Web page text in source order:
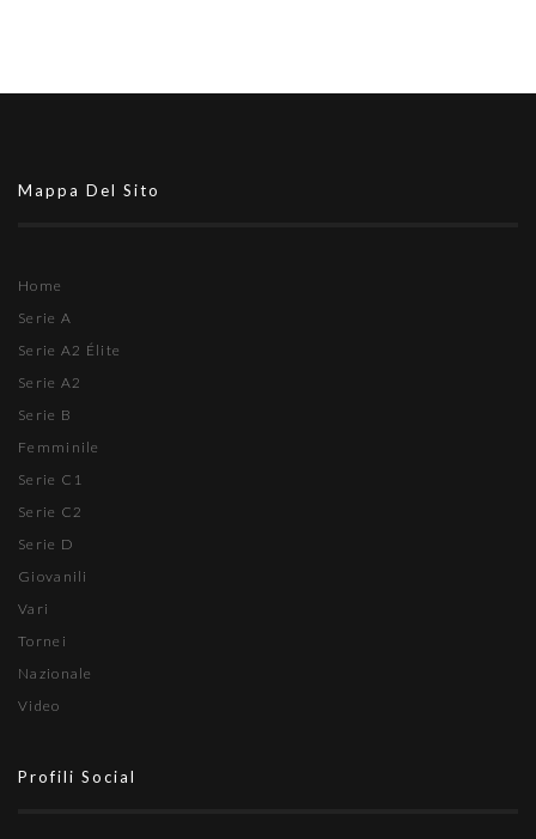
Mappa Del Sito
Home
Serie A
Serie A2 Élite
Serie A2
Serie B
Femminile
Serie C1
Serie C2
Serie D
Giovanili
Vari
Tornei
Nazionale
Video
Profili Social